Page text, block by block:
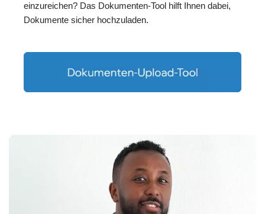
einzureichen? Das Dokumenten-Tool hilft Ihnen dabei,
Dokumente sicher hochzuladen.